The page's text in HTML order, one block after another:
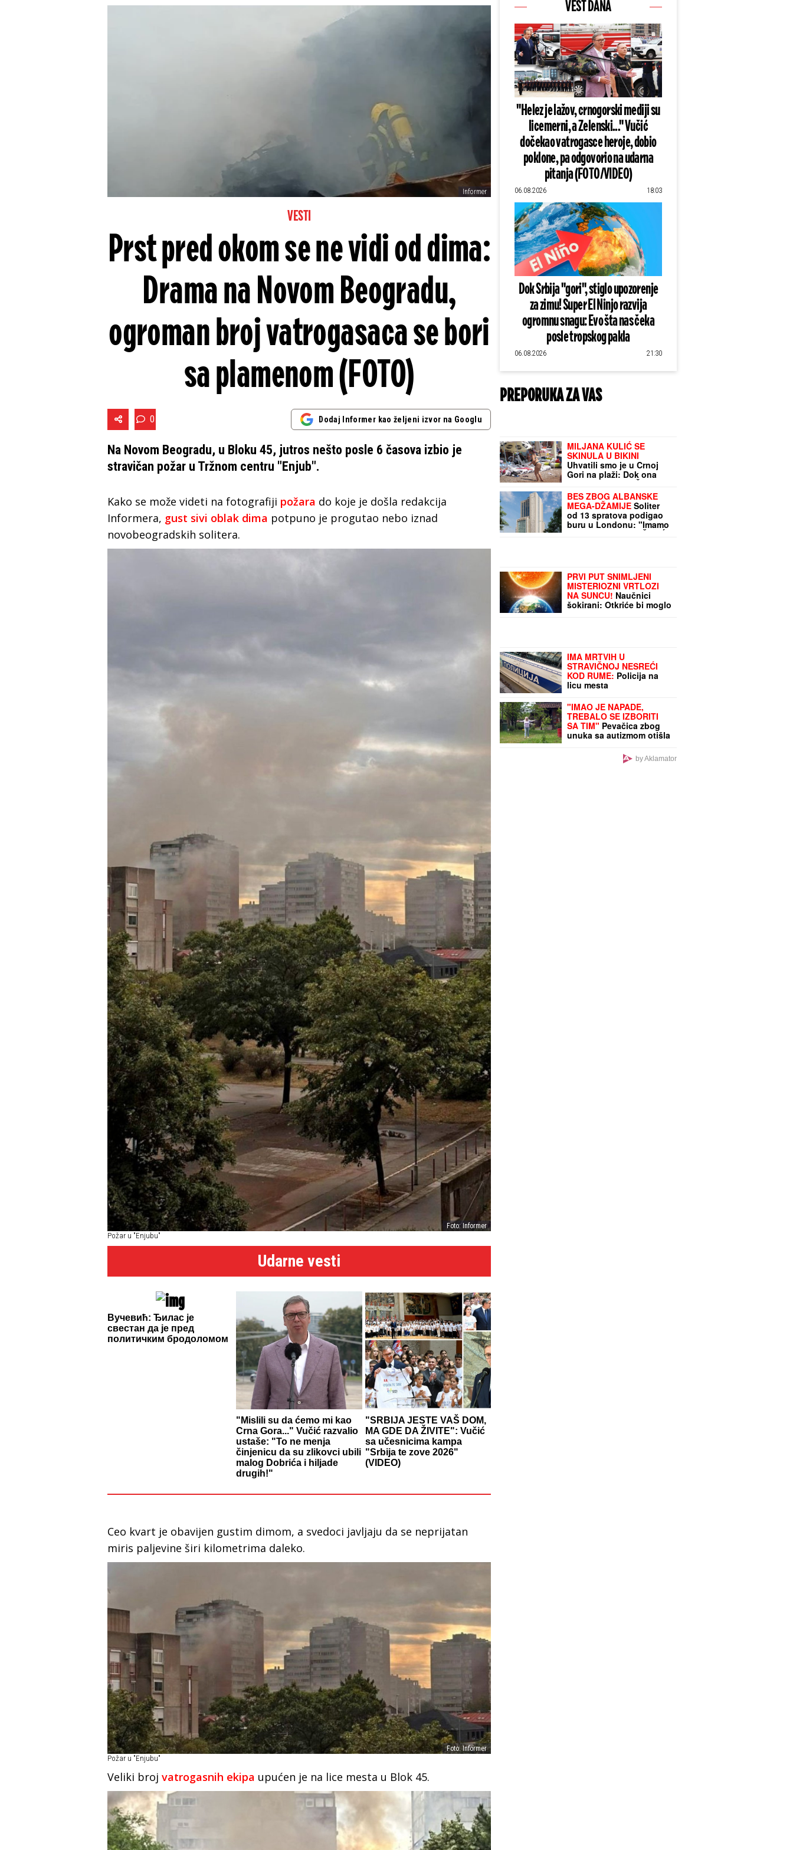
Informer
VESTI
Prst pred okom se ne vidi od dima:
Drama na Novom Beogradu,
ogroman broj vatrogasaca se bori
sa plamenom (FOTO)
0 Dodaj Informer kao željeni izvor na Googlu
Na Novom Beogradu, u Bloku 45, jutros nešto posle 6 časova izbio je
stravičan požar u Tržnom centru "Enjub".
Kako se može videti na fotografiji požara do koje je došla redakcija
Informera, gust sivi oblak dima potpuno je progutao nebo iznad
novobeogradskih solitera.
Foto: Informer
Požar u "Enjubu"
Udarne vesti
Вучевић: Ђилас је
свестан да је пред
политичким бродоломом
"Mislili su da ćemo mi kao
Crna Gora..." Vučić razvalio
ustaše: "To ne menja
činjenicu da su zlikovci ubili
malog Dobrića i hiljade
drugih!"
"SRBIJA JESTE VAŠ DOM,
MA GDE DA ŽIVITE": Vučić
sa učesnicima kampa
"Srbija te zove 2026"
(VIDEO)
Ceo kvart je obavijen gustim dimom, a svedoci javljaju da se neprijatan
miris paljevine širi kilometrima daleko.
Foto: Informer
Požar u "Enjubu"
Veliki broj vatrogasnih ekipa upućen je na lice mesta u Blok 45.
VEST DANA
"Helez je lažov, crnogorski mediji su
licemerni, a Zelenski..." Vučić
dočekao vatrogasce heroje, dobio
poklone, pa odgovorio na udarna
pitanja (FOTO/VIDEO)
06.08.2026 18:03
Dok Srbija "gori", stiglo upozorenje
za zimu! Super El Ninjo razvija
ogromnu snagu: Evo šta nas čeka
posle tropskog pakla
06.08.2026 21:30
PREPORUKA ZA VAS
MILJANA KULIĆ SE
SKINULA U BIKINI
Uhvatili smo je u Crnoj
Gori na plaži: Dok ona
spava Siniša uči Željka
da pliva, a Marija i Tića se
sunčaju (Video)
BES ZBOG ALBANSKE
MEGA-DŽAMIJE Soliter
od 13 spratova podigao
buru u Londonu: "Imamo
ih već 15 u blizini, ŠTA ĆE
PRVI PUT SNIMLJENI
MISTERIOZNI VRTLOZI
NA SUNCU! Naučnici
šokirani: Otkriće bi moglo
IMA MRTVIH U
STRAVIČNOJ NESREĆI
KOD RUME: Policija na
licu mesta
"IMAO JE NAPADE,
TREBALO SE IZBORITI
SA TIM" Pevačica zbog
unuka sa autizmom otišla
da donese najtežu
odluku: "Postao jeby Aklamator